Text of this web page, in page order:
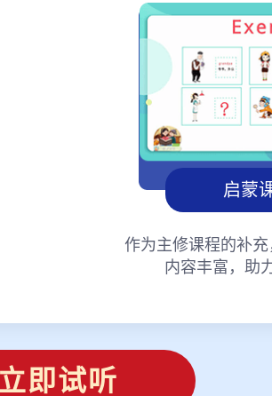
启蒙
作为主修课程的补
内容丰富，助
即试听